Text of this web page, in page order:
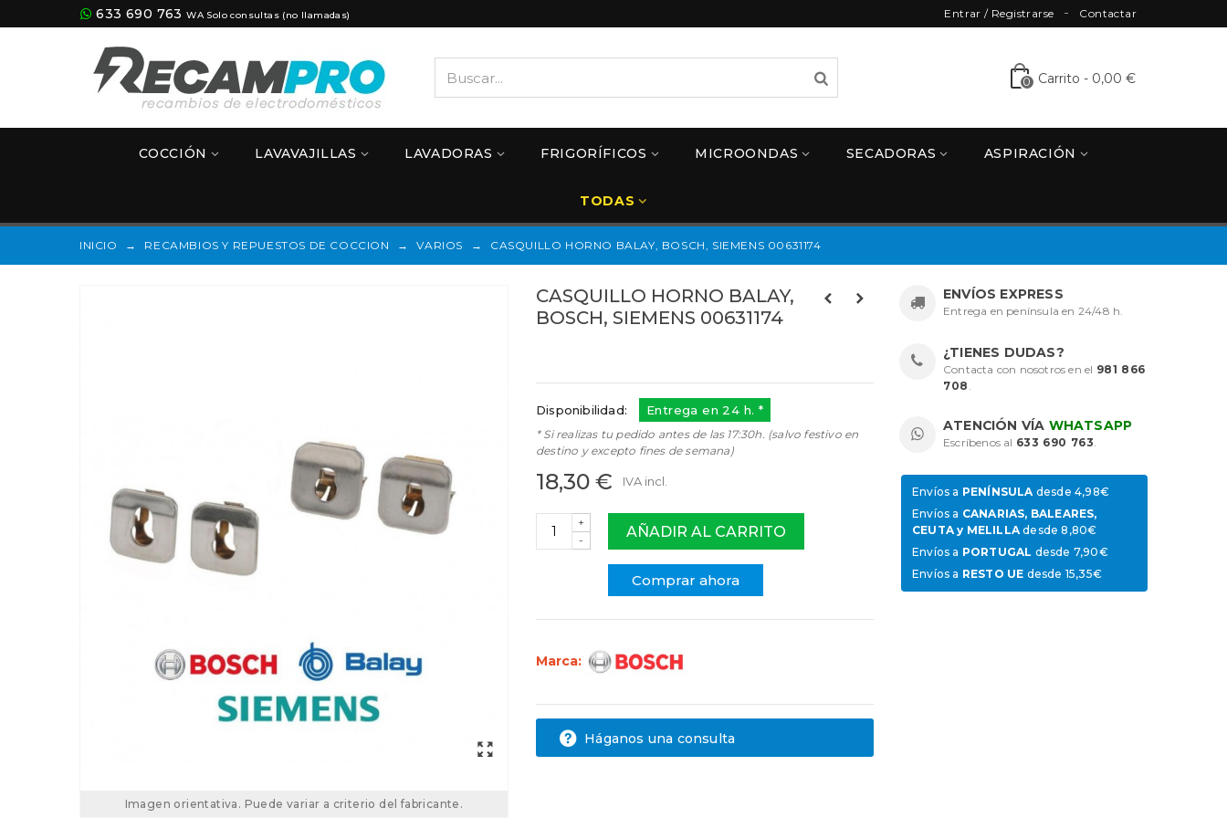
633 690 763 WA Solo consultas (no llamadas) Contactar
Entrar / Registrarse
0 Carrito - 0,00 €
COCCIÓN LAVAVAJILLAS LAVADORAS FRIGORÍFICOS MICROONDAS SECADORAS ASPIRACIÓN
TODAS
INICIO → RECAMBIOS Y REPUESTOS DE COCCION → VARIOS → CASQUILLO HORNO BALAY, BOSCH, SIEMENS 00631174
Imagen orientativa. Puede variar a criterio del fabricante.
CASQUILLO HORNO BALAY,
BOSCH, SIEMENS 00631174
Disponibilidad: Entrega en 24 h. *
* Si realizas tu pedido antes de las 17:30h. (salvo festivo en
destino y excepto fines de semana)
18,30 € IVA incl.
-
+
AÑADIR AL CARRITO
Comprar ahora
Marca:
Háganos una consulta
ENVÍOS EXPRESS
Entrega en península en 24/48 h.
¿TIENES DUDAS?
Contacta con nosotros en el 981 866
708 .
ATENCIÓN VÍA WHATSAPP
Escríbenos al 633 690 763.
Envíos a PENÍNSULAdesde 4,98€
Envíos a CANARIAS, BALEARES,
CEUTA y MELILLAdesde 8,80€
Envíos a PORTUGAL desde 7,90€
Envíos a RESTO UE desde 15,35€